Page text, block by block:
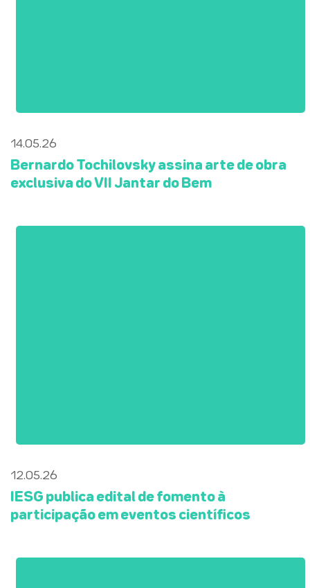
14.05.26
Bernardo Tochilovsky assina arte de obra
exclusiva do VII Jantar do Bem
12.05.26
IESG publica edital de fomento à
participação em eventos científicos